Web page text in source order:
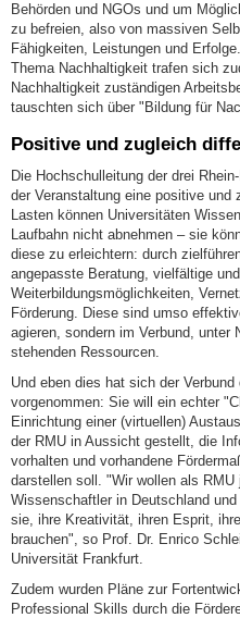
Behörden und NGOs und um
zu befreien, also von massiven
Fähigkeiten, Leistungen und
Thema Nachhaltigkeit trafen sich
Nachhaltigkeit zuständigen
tauschten sich über "Bildung für
Positive und zugleich
Die Hochschulleitung der drei
der Veranstaltung eine positive
Lasten können Universitäten
Laufbahn nicht abnehmen – sie
diese zu erleichtern: durch
angepasste Beratung, vielfältige
Weiterbildungsmöglichkeiten,
Förderung. Diese sind umso
agieren, sondern im Verbund, unter
stehenden Ressourcen.
Und eben dies hat sich der
vorgenommen: Sie will ein echter
Einrichtung einer (virtuellen)
der RMU in Aussicht gestellt, die
vorhalten und vorhandene
darstellen soll. "Wir wollen als
Wissenschaftler in Deutschland
sie, ihre Kreativität, ihren Esprit,
brauchen", so Prof. Dr. Enrico
Universität Frankfurt.
Zudem wurden Pläne zur
Professional Skills durch die